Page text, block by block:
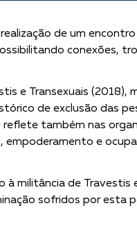
de um
conexões,
e Transexuais
de exclusão das
também nas
e
militância de
sofridos por